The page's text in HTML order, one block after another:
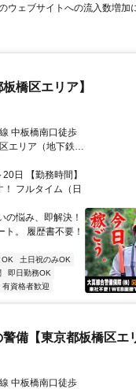
ウェブサイトへの流入数増加
橋区エリア】
中板橋南口徒歩
エリア（地下鉄成
、大山駅等）
日 【勤務時間】
フルタイム（日
悩み、即解決！
。 履歴書不要！
OK
土日祝のみOK
即日勤務OK
有資格者歓迎
備【東京都板橋区エ
中板橋南口徒歩